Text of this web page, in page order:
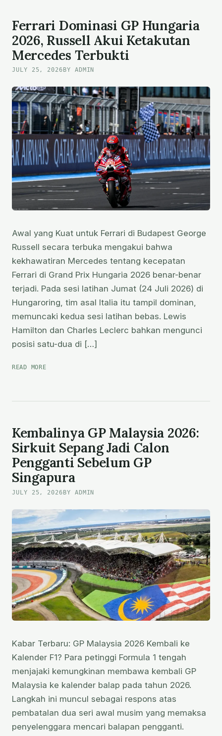
LAWRENCE
BAWA
SUNRISERS
LEEDS
RAIH
KEMENANGAN
Ferrari Dominasi GP Hungaria
2026, Russell Akui Ketakutan
Mercedes Terbukti
JULY 25, 2026 BY ADMIN
Awal yang Kuat untuk Ferrari di Budapest George
Russell secara terbuka mengakui bahwa
kekhawatiran Mercedes tentang kecepatan
Ferrari di Grand Prix Hungaria 2026 benar-benar
terjadi. Pada sesi latihan Jumat (24 Juli 2026) di
Hungaroring, tim asal Italia itu tampil dominan,
memuncaki kedua sesi latihan bebas. Lewis
Hamilton dan Charles Leclerc bahkan mengunci
posisi satu-dua di […]
READ MOREFERRARI
AKUI
KETAKUTAN
MERCEDES
TERBUKTI
Kembalinya GP Malaysia 2026:
Sirkuit Sepang Jadi Calon
Pengganti Sebelum GP
Singapura
JULY 25, 2026BY ADMIN
Kabar Terbaru: GP Malaysia 2026 Kembali ke
Kalender F1? Para petinggi Formula 1 tengah
menjajaki kemungkinan membawa kembali GP
Malaysia ke kalender balap pada tahun 2026.
Langkah ini muncul sebagai respons atas
pembatalan dua seri awal musim yang memaksa
penyelenggara mencari balapan pengganti.